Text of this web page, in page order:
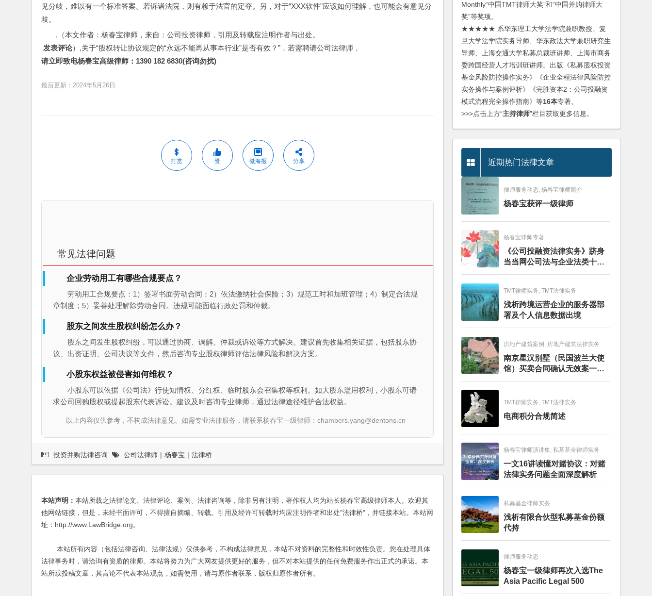
见分歧，难以有一个标准答案。若诉诸法院，则有赖于法官的定夺。另，对于“XXX软件”应该如何理解，也可能会有意见分
歧。
,（本文作者：杨春宝律师，来自：公司投资律师，引用及转载应注明作者与出处。
发表评论）,关于“股权转让协议规定的“永远不能再从事本行业”是否有效？”，若需聘请公司法律师，
请立即致电杨春宝高级律师：1390 182 6830(咨询勿扰)
最后更新：2024年5月26日
打赏 赞 微海报 分享
常见法律问题
企业劳动用工有哪些合规要点？
劳动用工合规要点：1）签署书面劳动合同；2）依法缴纳社会保险；3）规范工时和加班管理；4）制定合法规
章制度；5）妥善处理解除劳动合同。违规可能面临行政处罚和仲裁。
股东之间发生股权纠纷怎么办？
股东之间发生股权纠纷，可以通过协商、调解、仲裁或诉讼等方式解决。建议首先收集相关证据，包括股东协
议、出资证明、公司决议等文件，然后咨询专业股权律师评估法律风险和解决方案。
小股东权益被侵害如何维权？
小股东可以依据《公司法》行使知情权、分红权、临时股东会召集权等权利。如大股东滥用权利，小股东可请
求公司回购股权或提起股东代表诉讼。建议及时咨询专业律师，通过法律途径维护合法权益。
以上内容仅供参考，不构成法律意见。如需专业法律服务，请联系杨春宝一级律师：chambers.yang@dentons.cn
投资并购法律咨询 公司法律师 | 杨春宝 | 法律桥
本站声明： 本站所载之法律论文、法律评论、案例、法律咨询等，除非另有注明，著作权人均为站长杨春宝高级律师本人。欢迎其
他网站链接，但是，未经书面许可，不得擅自摘编、转载。引用及经许可转载时均应注明作者和出处"法律桥"，并链接本站。本站网
址：http://www.LawBridge.org。
本站所有内容（包括法律咨询、法律法规）仅供参考，不构成法律意见，本站不对资料的完整性和时效性负责。您在处理具体
法律事务时，请洽询有资质的律师。本站将努力为广大网友提供更好的服务，但不对本站提供的任何免费服务作出正式的承诺。本
站所载投稿文章，其言论不代表本站观点，如需使用，请与原作者联系，版权归原作者所有。
Monthly“中国TMT律师大奖”和“中国并购律师大
奖”等奖项。
★★★★★ 系华东理工大学法学院兼职教授、复
旦大学法学院实务导师、华东政法大学兼职研究生
导师、上海交通大学私募总裁班讲师、上海市商务
委跨国经营人才培训班讲师。出版《私募股权投资
基金风险防控操作实务》《企业全程法律风险防控
实务操作与案例评析》《完胜资本2：公司投融资
模式流程完全操作指南》等16本专著。
>>>点击上方“主持律师”栏目获取更多信息。
近期热门法律文章
律师服务动态, 杨春宝律师简介
杨春宝获评一级律师
杨春宝律师专著
《公司投融资法律实务》跻身
当当网公司法与企业法类十大
畅销图书榜
TMT律师实务, TMT法律实务
浅析跨境运营企业的服务器部
署及个人信息数据出境
房地产建筑案例, 房地产建筑法律实务
南京星汉别墅（民国波兰大使
馆）买卖合同确认无效案一审
判决书
TMT律师实务, TMT法律实务
电商积分合规简述
杨春宝律师演讲集, 私募基金律师实务
一文16讲读懂对赌协议：对赌
法律实务问题全面深度解析
私募基金律师实务
浅析有限合伙型私募基金份额
代持
律师服务动态
杨春宝一级律师再次入选The
Asia Pacific Legal 500